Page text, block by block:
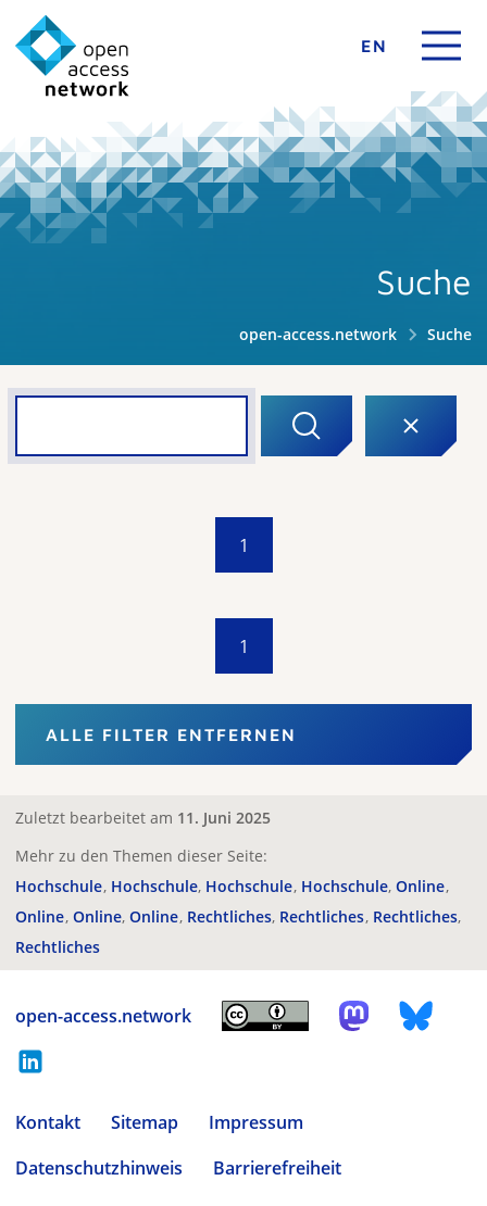
EN
Suche
open-access.network Suche
1
1
ALLE FILTER ENTFERNEN
Zuletzt bearbeitet am 11. Juni 2025
Mehr zu den Themen dieser Seite:
Hochschule Hochschule Hochschule Hochschule Online
Online Online Online Rechtliches Rechtliches Rechtliches
Rechtliches
open-access.network
Kontakt Sitemap
Impressum
Datenschutzhinweis
Barrierefreiheit